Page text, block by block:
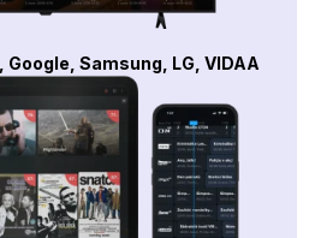
Samsung, LG, VIDAA